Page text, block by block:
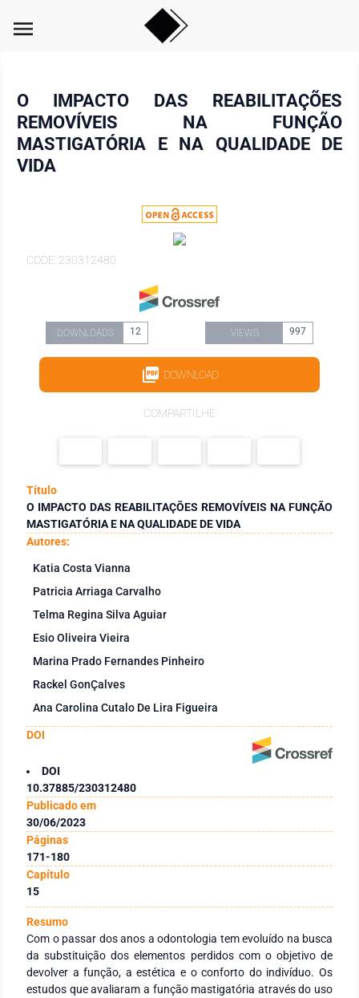
menu
O IMPACTO DAS REABILITAÇÕES
REMOVÍVEIS NA FUNÇÃO
MASTIGATÓRIA E NA QUALIDADE DE
VIDA
CODE: 230312480
DOWNLOADS 12 VIEWS 997
DOWNLOAD
COMPARTILHE
Título
O IMPACTO DAS REABILITAÇÕES REMOVÍVEIS NA FUNÇÃO
MASTIGATÓRIA E NA QUALIDADE DE VIDA
Autores:
Katia Costa Vianna
Patricia Arriaga Carvalho
Telma Regina Silva Aguiar
Esio Oliveira Vieira
Marina Prado Fernandes Pinheiro
Rackel GonÇalves
Ana Carolina Cutalo De Lira Figueira
DOI
DOI
10.37885/230312480
Publicado em
30/06/2023
Páginas
171-180
Capítulo
15
Resumo
Com o passar dos anos a odontologia tem evoluído na busca
da substituição dos elementos perdidos com o objetivo de
devolver a função, a estética e o conforto do indivíduo. Os
estudos que avaliaram a função mastigatória através do uso